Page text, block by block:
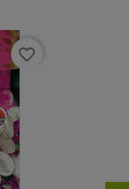
favorite_border